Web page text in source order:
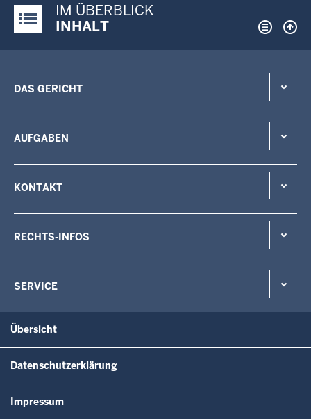
Justiz-Portal im Überblick:
IM ÜBERBLICK
INHALT
DAS GERICHT
AUFGABEN
KONTAKT
RECHTS-INFOS
SERVICE
Übersicht
Datenschutzerklärung
Impressum